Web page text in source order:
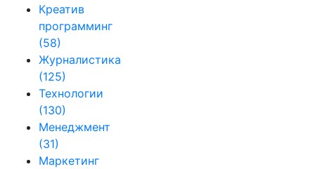
Креатив
программинг
(58)
Журналистика
(125)
Технологии
(130)
Менеджмент
(31)
Маркетинг